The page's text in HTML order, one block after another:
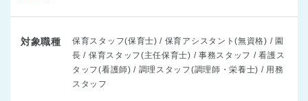
対象職種
保育スタッフ(保育士) / 保育アシスタント(無資格) / 園
長 / 保育スタッフ(主任保育士) / 事務スタッフ / 看護ス
タッフ(看護師) / 調理スタッフ(調理師・栄養士) / 用務
スタッフ